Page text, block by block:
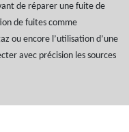
de réparer une fuite de
de fuites comme
ou encore l’utilisation d’une
avec précision les sources